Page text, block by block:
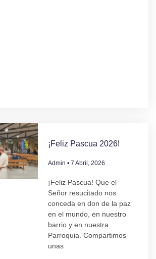
¡Feliz Pascua 2026!
Admin 7 Abril, 2026
¡Feliz Pascua! Que el
Señor resucitado nos
conceda en don de la paz
en el mundo, en nuestro
barrio y en nuestra
Parroquia. Compartimos
unas